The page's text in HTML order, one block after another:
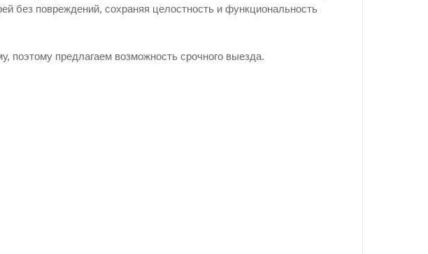
без повреждений, сохраняя целостность и функциональность
предлагаем возможность срочного выезда.